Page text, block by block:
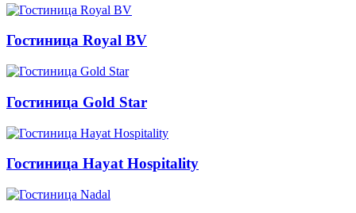
Гостиница Royal BV
Гостиница Gold Star
Гостиница Hayat Hospitality